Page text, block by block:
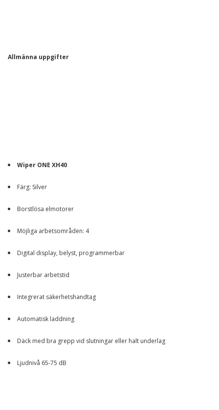
Allmänna uppgifter
Wiper ONE XH40
Färg: Silver
Borstlösa elmotorer
Möjliga arbetsområden: 4
Digital display, belyst, programmerbar
Justerbar arbetstid
Integrerat säkerhetshandtag
Automatisk laddning
Däck med bra grepp vid slutningar eller halt underlag
Ljudnivå 65-75 dB